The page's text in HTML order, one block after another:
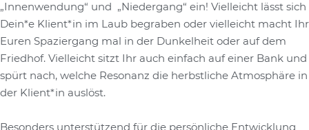
„Innenwendung“ und „Niedergang“ ein! Vielleicht lässt sich
Dein*e Klient*in im Laub begraben oder vielleicht macht Ihr
Euren Spaziergang mal in der Dunkelheit oder auf dem
Friedhof. Vielleicht sitzt Ihr auch einfach auf einer Bank und
spürt nach, welche Resonanz die herbstliche Atmosphäre in
der Klient*in auslöst.
Besonders unterstützend für die persönliche Entwicklung